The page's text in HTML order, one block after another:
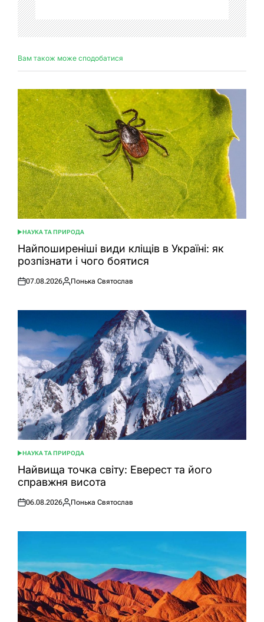
Вам також може сподобатися
ОПУБЛІКУВАТИ
У
НАУКА ТА ПРИРОДА
Найпоширеніші види кліщів в Україні: як
розпізнати і чого боятися
Оприлюднено
07.08.2026
Опубліковано
Понька Святослав
ОПУБЛІКУВАТИ
У
НАУКА ТА ПРИРОДА
Найвища точка світу: Еверест та його
справжня висота
Оприлюднено
06.08.2026
Опубліковано
Понька Святослав